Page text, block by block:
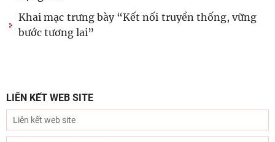
Khai mạc trưng bày “Kết nối truyền thống, vững
bước tương lai”
LIÊN KẾT WEB SITE